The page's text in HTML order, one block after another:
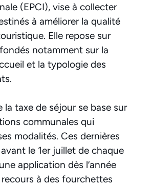
(EPCI), vise à collecter
à améliorer la qualité
Elle repose sur
notamment sur la
et la typologie des
la taxe de séjour se base sur
communales qui
modalités. Ces dernières
le 1er juillet de chaque
application dès l’année
à des fourchettes